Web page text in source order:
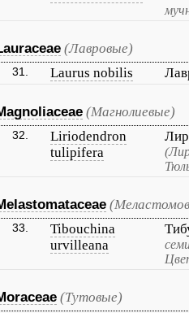
(Лавровые)
31. Laurus nobilis
(Магнолиевые)
32.
Liriodendron
tulipifera
33.
Tibouchina
urvilleana
(Тутовые)